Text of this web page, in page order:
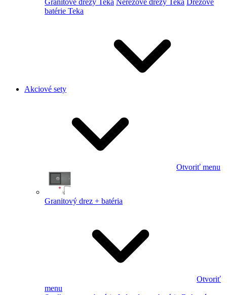
Granitové drezy Teka Nerezové drezy Teka Drezové
batérie Teka
Akciové sety
Otvoriť menu
Granitový drez + batéria
Otvoriť
menu